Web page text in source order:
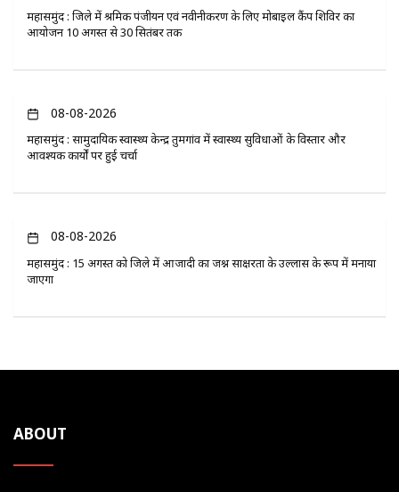
महासमुंद : जिले में श्रमिक पंजीयन एवं नवीनीकरण के लिए मोबाइल कैंप शिविर का
आयोजन 10 अगस्त से 30 सितंबर तक
08-08-2026
महासमुंद : सामुदायिक स्वास्थ्य केन्द्र तुमगांव में स्वास्थ्य सुविधाओं के विस्तार और
आवश्यक कार्यों पर हुई चर्चा
08-08-2026
महासमुंद : 15 अगस्त को जिले में आजादी का जश्न साक्षरता के उल्लास के रूप में मनाया
जाएगा
ABOUT